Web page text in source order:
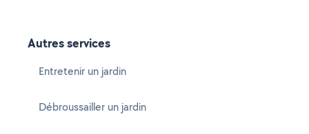
Autres services
Entretenir un jardin
Débroussailler un jardin